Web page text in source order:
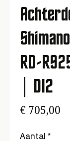
RD-
| DI2
€ 705,00
Aantal *